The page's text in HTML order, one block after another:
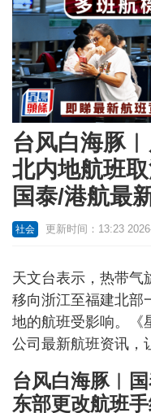
台风白海豚
北内地航班
国泰/港航最
社会 更新时间：13:23
天文台表示，热带气
移向浙江至福建北部
地的航班受影响。《
公司最新航班资讯，
台风白海豚︱
东部更改航班